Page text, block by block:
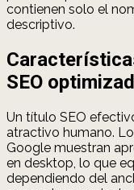
contienen solo el
descriptivo.
SEO
Un título SEO
atractivo humano.
Google muestran
en desktop, lo que
dependiendo del